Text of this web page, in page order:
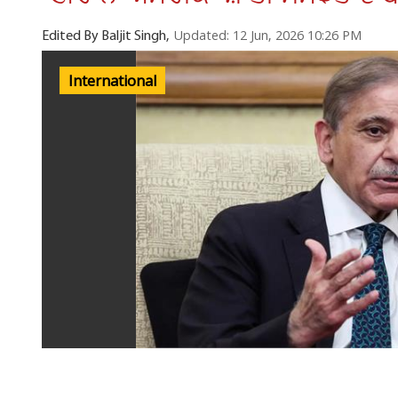
Edited By Baljit Singh, Updated: 12 Jun, 2026 10:26 PM
International